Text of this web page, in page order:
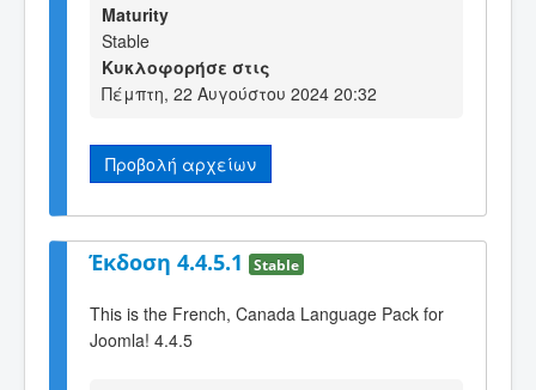
Maturity
Stable
Κυκλοφορήσε στις
Πέμπτη, 22 Αυγούστου 2024 20:32
Προβολή αρχείων
Έκδοση 4.4.5.1 Stable
This is the French, Canada Language Pack for
Joomla! 4.4.5